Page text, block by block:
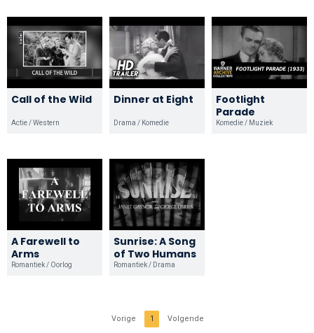
Call of the Wild
Actie / Western
Dinner at Eight
Drama / Komedie
Footlight
Parade
Komedie / Muziek
A Farewell to
Arms
Romantiek / Oorlog
Sunrise: A Song
of Two Humans
Romantiek / Drama
Vorige 1 Volgende